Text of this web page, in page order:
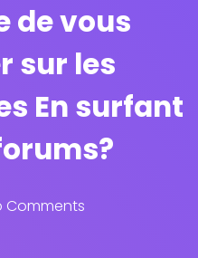
de vous
sur les
En surfant
Comments